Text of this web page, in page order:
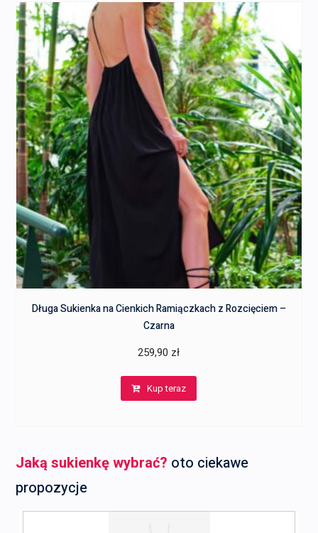
Długa Sukienka na Cienkich Ramiączkach z Rozcięciem –
Czarna
259,90 zł
Kup teraz
Jaką sukienkę wybrać? oto ciekawe
propozycje